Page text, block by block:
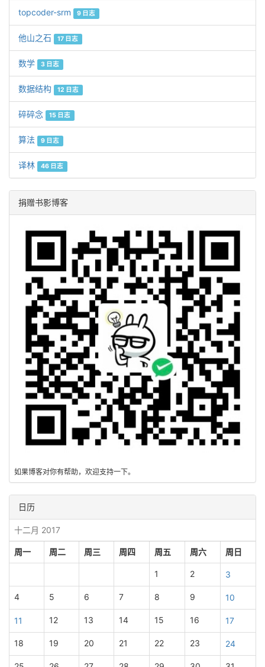
topcoder-srm 9 日志
他山之石 17 日志
数学 3 日志
数据结构 12 日志
碎碎念 15 日志
算法 9 日志
译林 46 日志
捐赠书影博客
如果博客对你有帮助，欢迎支持一下。
日历
十二月 2017
周一 周二 周三 周四 周五 周六 周日
1 2 3
4 5 6 7 8 9 10
11 12 13 14 15 16 17
18 19 20 21 22 23 24